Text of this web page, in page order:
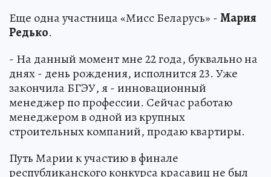
Еще одна участница «Мисс Беларусь» -Мария
Редько.
- На данный момент мне 22 года, буквально на
днях - день рождения, исполнится 23. Уже
закончила БГЭУ, я - инновационный
менеджер по профессии. Сейчас работаю
менеджером в одной из крупных
строительных компаний, продаю квартиры.
Путь Марии к участию в финале
республиканского конкурса красавиц не был